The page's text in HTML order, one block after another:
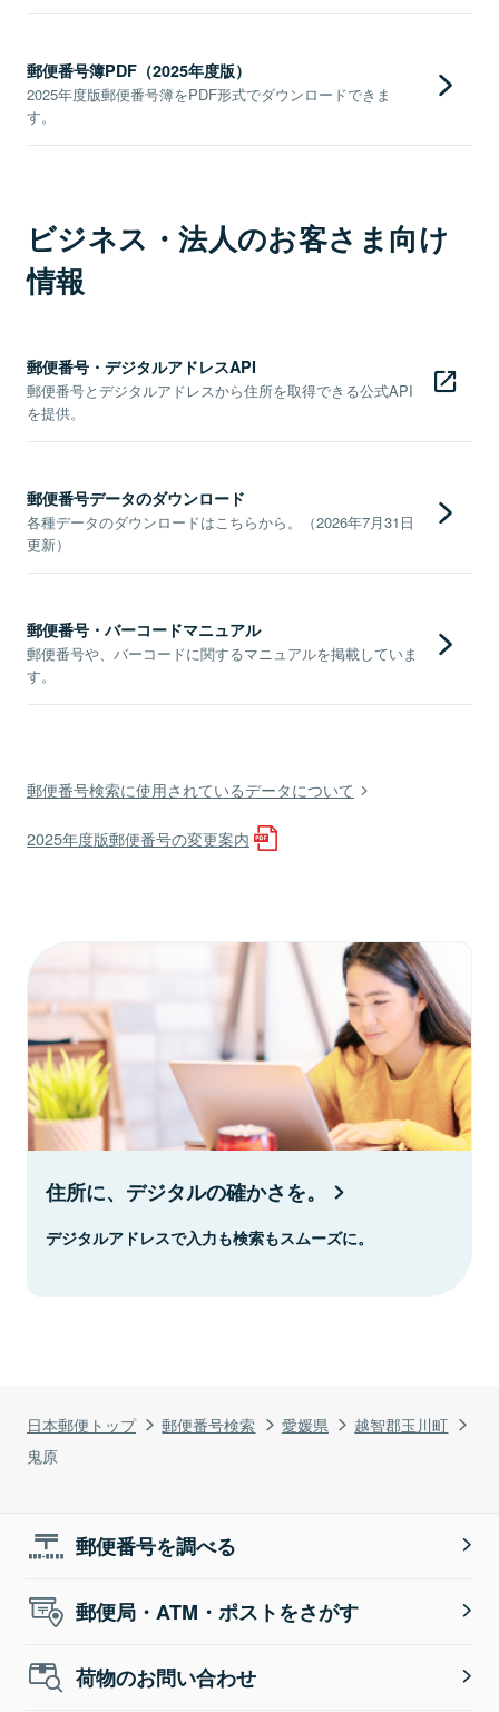
日本郵便トップ 郵便番号検索 愛媛県
越智郡玉川町
鬼原
郵便番号簿PDF（2025年度版）
2025年度版郵便番号簿をPDF形式でダウンロードできま
す。
ビジネス・法人のお客さま向け
情報
郵便番号・デジタルアドレスAPI
郵便番号とデジタルアドレスから住所を取得できる公式API
を提供。
郵便番号データのダウンロード
各種データのダウンロードはこちらから。（2026年7月31日
更新）
郵便番号・バーコードマニュアル
郵便番号や、バーコードに関するマニュアルを掲載していま
す。
郵便番号検索に使用されているデータについて
2025年度版郵便番号の変更案内
住所に、デジタルの確かさを。
デジタルアドレスで入力も検索もスムーズに。
郵便番号を調べる
郵便局・ATM・ポストをさがす
荷物のお問い合わせ